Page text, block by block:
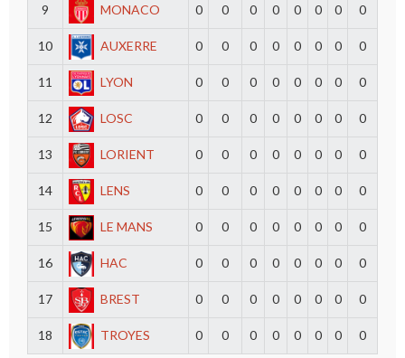
9 MONACO 0 0 0 0 0 0 0 0
10 AUXERRE 0 0 0 0 0 0 0 0
11 LYON 0 0 0 0 0 0 0 0
12 LOSC 0 0 0 0 0 0 0 0
13 LORIENT 0 0 0 0 0 0 0 0
14 LENS 0 0 0 0 0 0 0 0
15 LE MANS 0 0 0 0 0 0 0 0
16 HAC 0 0 0 0 0 0 0 0
17 BREST 0 0 0 0 0 0 0 0
18 TROYES 0 0 0 0 0 0 0 0